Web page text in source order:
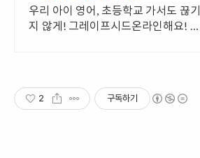
우리 아이 영어, 초등학교 가서도 끊기
지 않게! 그레이프시드온라인해요! 집
2 구독하기